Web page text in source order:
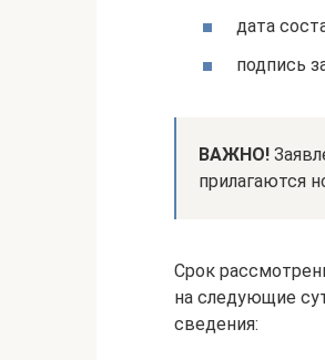
дата
подпись
ВАЖНО!
прилагаются
Срок
на следующие
сведения: